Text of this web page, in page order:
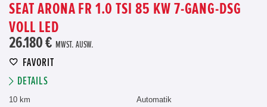
SEAT ARONA FR 1.0 TSI 85 KW 7-GANG-DSG
VOLL LED
26.180 € MWST. AUSW.
FAVORIT
DETAILS
10 km
Automatik